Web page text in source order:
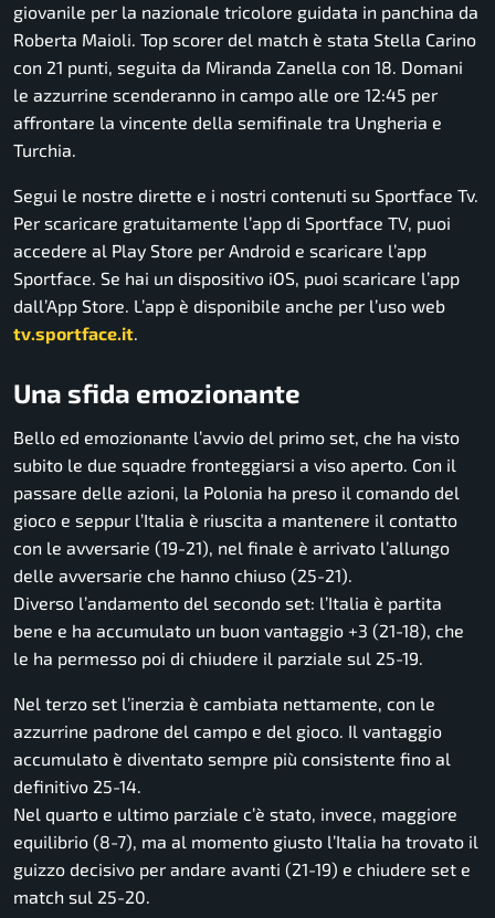
giovanile per la nazionale tricolore guidata in panchina da
Roberta Maioli. Top scorer del match è stata Stella Carino
con 21 punti, seguita da Miranda Zanella con 18. Domani
le azzurrine scenderanno in campo alle ore 12:45 per
affrontare la vincente della semifinale tra Ungheria e
Turchia.
Segui le nostre dirette e i nostri contenuti su Sportface Tv.
Per scaricare gratuitamente l’app di Sportface TV, puoi
accedere al Play Store per Android e scaricare l’app
Sportface. Se hai un dispositivo iOS, puoi scaricare l’app
dall’App Store. L’app è disponibile anche per l’uso web
tv.sportface.it.
Una sfida emozionante
Bello ed emozionante l’avvio del primo set, che ha visto
subito le due squadre fronteggiarsi a viso aperto. Con il
passare delle azioni, la Polonia ha preso il comando del
gioco e seppur l’Italia è riuscita a mantenere il contatto
con le avversarie (19-21), nel finale è arrivato l’allungo
delle avversarie che hanno chiuso (25-21).
Diverso l’andamento del secondo set: l’Italia è partita
bene e ha accumulato un buon vantaggio +3 (21-18), che
le ha permesso poi di chiudere il parziale sul 25-19.
Nel terzo set l’inerzia è cambiata nettamente, con le
azzurrine padrone del campo e del gioco. Il vantaggio
accumulato è diventato sempre più consistente fino al
definitivo 25-14.
Nel quarto e ultimo parziale c’è stato, invece, maggiore
equilibrio (8-7), ma al momento giusto l’Italia ha trovato il
guizzo decisivo per andare avanti (21-19) e chiudere set e
match sul 25-20.